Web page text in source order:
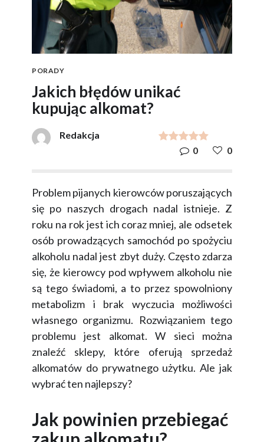
PORADY
Jakich błędów unikać
kupując alkomat?
Redakcja
0
0
Problem pijanych kierowców poruszających
się po naszych drogach nadal istnieje. Z
roku na rok jest ich coraz mniej, ale odsetek
osób prowadzących samochód po spożyciu
alkoholu nadal jest zbyt duży. Często zdarza
się, że kierowcy pod wpływem alkoholu nie
są tego świadomi, a to przez spowolniony
metabolizm i brak wyczucia możliwości
własnego organizmu. Rozwiązaniem tego
problemu jest alkomat. W sieci można
znaleźć sklepy, które oferują sprzedaż
alkomatów do prywatnego użytku. Ale jak
wybrać ten najlepszy?
Jak powinien przebiegać